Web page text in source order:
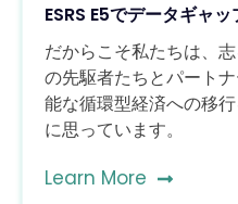
ESRS E5でデータギャ
だからこそ私たちは、
の先駆者たちとパート
能な循環型経済への移
に思っています。
Learn More